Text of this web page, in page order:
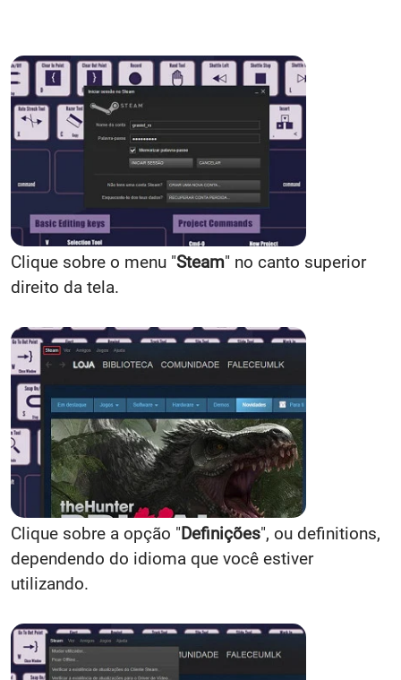
Clique sobre o menu "Steam" no canto superior
direito da tela.
Clique sobre a opção "Definições", ou definitions,
dependendo do idioma que você estiver
utilizando.